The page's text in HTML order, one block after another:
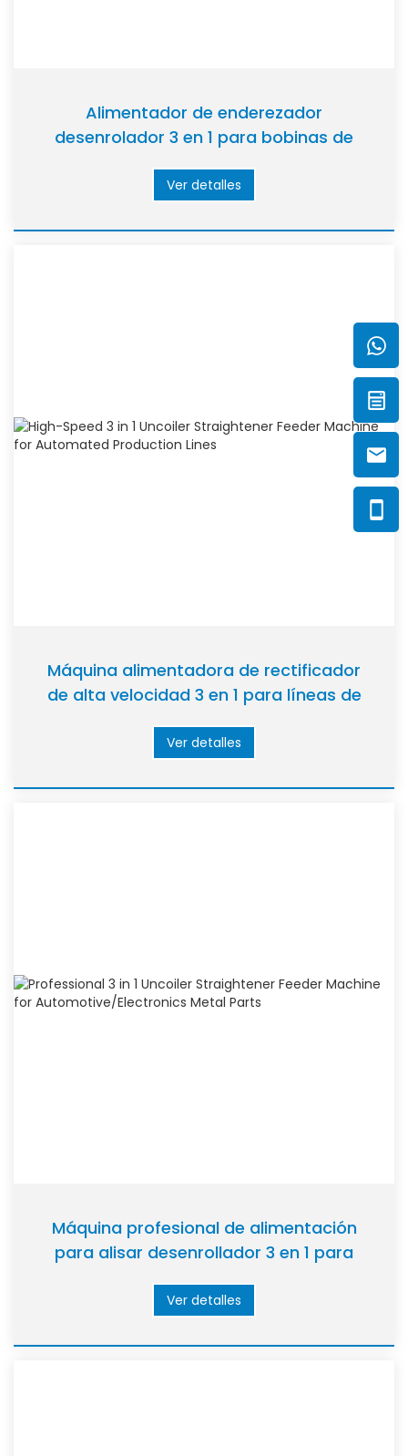
Alimentador de enderezador
desenrolador 3 en 1 para bobinas de
Ver detalles
Máquina alimentadora de rectificador
de alta velocidad 3 en 1 para líneas de
Ver detalles
Máquina profesional de alimentación
para alisar desenrollador 3 en 1 para
automóviles/electrónica
Ver detalles